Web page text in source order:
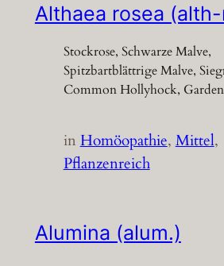
Althaea rosea (alth-
Stockrose, Schwarze Malve,
Spitzbartblättrige Malve,
Common Hollyhock,
inHomöopathie, Mittel
Pflanzenreich
Alumina (alum.)